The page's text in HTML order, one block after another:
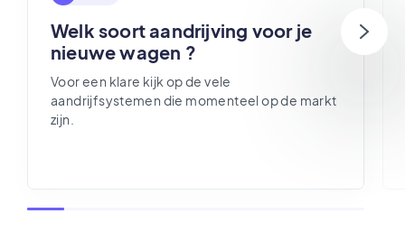
Welk soort aandrijving voor je
nieuwe wagen ?
Voor een klare kijk op de vele
aandrijfsystemen die momenteel op de markt
zijn.